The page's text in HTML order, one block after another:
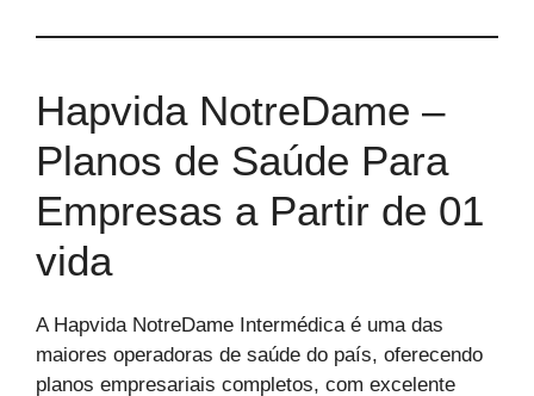
Hapvida NotreDame –
Planos de Saúde Para
Empresas a Partir de 01
vida
A Hapvida NotreDame Intermédica é uma das
maiores operadoras de saúde do país, oferecendo
planos empresariais completos, com excelente